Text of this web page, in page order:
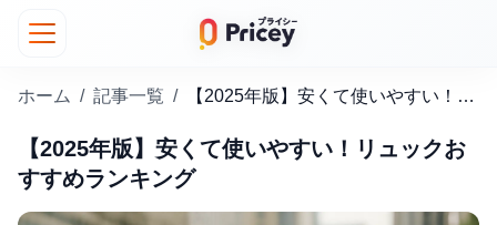
ホーム / 記事一覧 / 【2025年版】安くて使いやすい！リュックおすすめランキング
【2025年版】安くて使いやすい！リュックお
すすめランキング